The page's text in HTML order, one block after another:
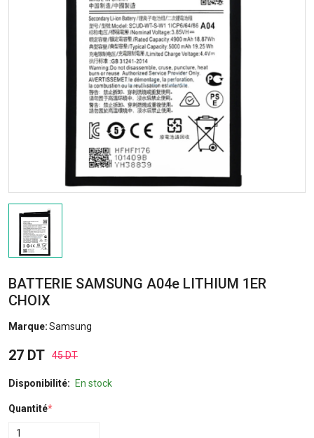
BATTERIE SAMSUNG A04e LITHIUM 1ER
CHOIX
Marque:Samsung
27 DT 45 DT
Disponibilité: En stock
Quantité*